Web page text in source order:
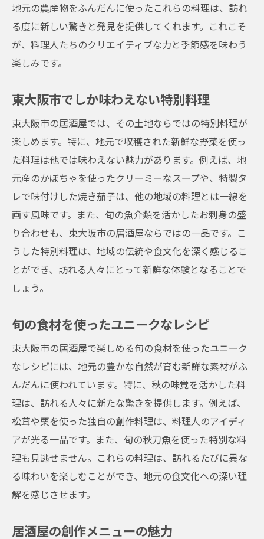
地元の農産物をふんだんに使ったこれらの料理は、訪れ
る度に新しい驚きと発見を提供してくれます。これこそ
が、料理人たちのクリエイティブな力と季節感を味わう
楽しみです。
東大阪市でしか味わえない特別料理
東大阪市の居酒屋では、その土地ならではの特別料理が
楽しめます。特に、地元で収穫された新鮮な野菜を使っ
た料理は他では味わえない魅力があります。例えば、地
元産のかぼちゃを使ったクリーミーなスープや、特製タ
レで味付けした焼き茄子は、他の地域の料理とは一線を
画す風味です。また、旬の魚介類を活かしたお刺身の盛
り合わせも、東大阪市の居酒屋ならではの一品です。こ
うした特別料理は、地域の伝統や食文化を深く感じるこ
とができ、訪れる人々にとって新鮮な体験となることで
しょう。
旬の食材を使ったユニークなレシピ
東大阪市の居酒屋で楽しめる旬の食材を使ったユニーク
なレシピには、地元の豊かな自然が育む新鮮な素材がふ
んだんに使われています。特に、秋の味覚を活かした料
理は、訪れる人々に新たな驚きを提供します。例えば、
松茸や栗を使った独自の創作料理は、料理人のアイディ
アが光る一品です。また、旬の秋刀魚を使った特別な料
理も見逃せません。これらの料理は、訪れるたびに異な
る味わいを楽しむことができ、地元の食文化への深い理
解を感じさせます。
居酒屋の創作メニューの魅力